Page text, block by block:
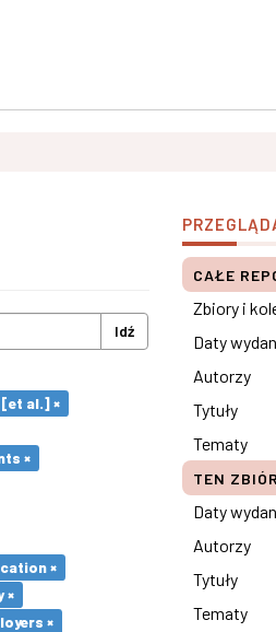
Idź
al.] ×
×
×
×
×
CAŁE
Zbiory i
Daty
Autorzy
Tytuły
Tematy
TEN ZBIÓR
Daty
Autorzy
Tytuły
Tematy